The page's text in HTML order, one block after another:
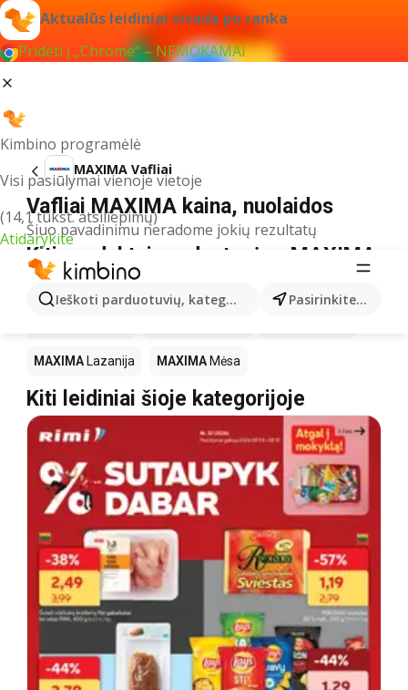
Aktualūs leidiniai visada po ranka
Pridėti į „Chrome“ – NEMOKAMAI
Kimbino programėlė
Visi pasiūlymai vienoje vietoje
(14,1 tūkst. atsiliepimų)
Atidarykite
Ieškoti parduotuvių, kategorijų, produktų... Pasirinkite miestą
MAXIMA Vafliai
Vafliai MAXIMA kaina, nuolaidos
Šiuo pavadinimu neradome jokių rezultatų
Kiti produktai parduotuvėse MAXIMA
MAXIMA Lazanija MAXIMA Mėsa
Kiti leidiniai šioje kategorijoje